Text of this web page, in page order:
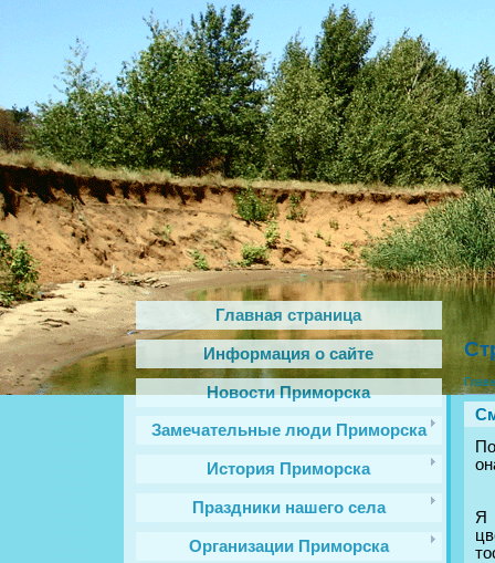
Главная страница
Информация о сайте
Новости Приморска
Замечательные люди Приморска
История Приморска
Праздники нашего села
Организации Приморска
Я